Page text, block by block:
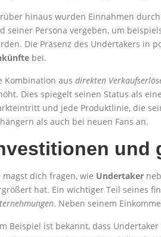
hinaus wurden Einnahmen
seiner Persona vergeben, um
Die Präsenz des Undertakers in
bei.
Kombination aus direkten
Dies spiegelt seinen Status als
und jede Produktlinie, die
als auch bei neuen Fans an.
und
magst dich fragen, wie Undertaker
hat. Ein wichtiger Teil seines
. Neben seinem
Beispiel ist bekannt, dass